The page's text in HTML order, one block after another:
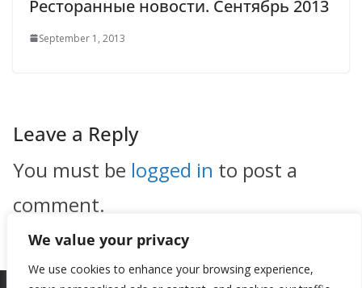
We value your privacy
We use cookies to enhance your browsing experience,
Ресторанные новости. Сентябрь 2013
September 1, 2013
Leave a Reply
You must be logged in to post a
comment.